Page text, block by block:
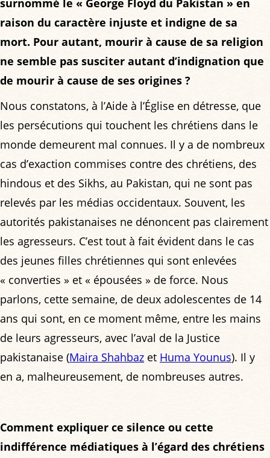
surnommé le « George Floyd du Pakistan » en
raison du caractère injuste et indigne de sa
mort. Pour autant, mourir à cause de sa religion
ne semble pas susciter autant d’indignation que
de mourir à cause de ses origines ?
Nous constatons, à l’Aide à l’Église en détresse, que
les persécutions qui touchent les chrétiens dans le
monde demeurent mal connues. Il y a de nombreux
cas d’exaction commises contre des chrétiens, des
hindous et des Sikhs, au Pakistan, qui ne sont pas
relevés par les médias occidentaux. Souvent, les
autorités pakistanaises ne dénoncent pas clairement
les agresseurs. C’est tout à fait évident dans le cas
des jeunes filles chrétiennes qui sont enlevées
« converties » et « épousées » de force. Nous
parlons, cette semaine, de deux adolescentes de 14
ans qui sont, en ce moment même, entre les mains
de leurs agresseurs, avec l’aval de la Justice
pakistanaise (Maira Shahbaz et Huma Younus). Il y
en a, malheureusement, de nombreuses autres.
Comment expliquer ce silence ou cette
indifférence médiatiques à l’égard des chrétiens